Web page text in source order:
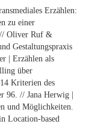
Erzählen:
zu einer
// Oliver Ruf &
Gestaltungspraxis
| Erzählen als
über
Kriterien des
96. // Jana Herwig |
und Möglichkeiten.
Location-based